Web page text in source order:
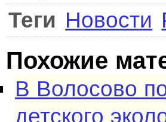
Теги Новости
Похожие
В Волосово
детского